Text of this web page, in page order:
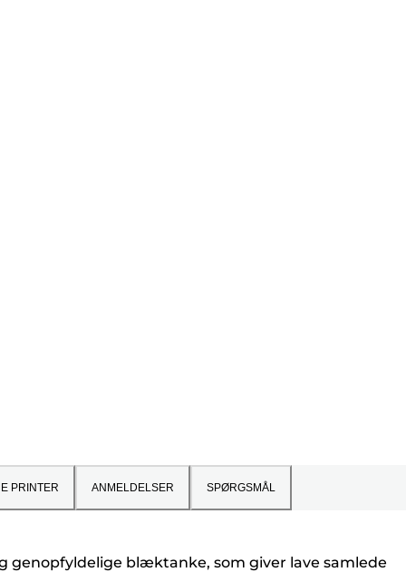
PRINTER ANMELDELSER SPØRGSMÅL
genopfyldelige blæktanke, som giver lave samlede